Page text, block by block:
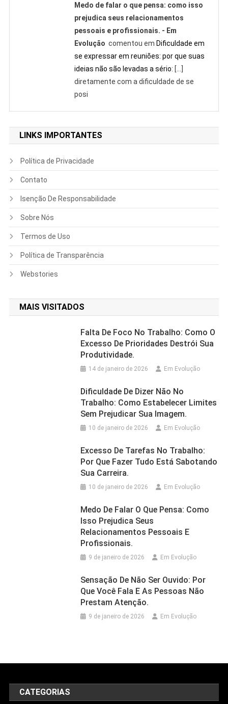
Medo de falar o que pensa: como isso
prejudica seus relacionamentos
pessoais e profissionais. - Em
Evolução comentou em Dificuldade em
se expressar em reuniões: por que suas
ideias não são levadas a sério: […]
diretamente com a dificuldade de se
posi
LINKS IMPORTANTES
Política de Privacidade
Contato
Isenção De Responsabilidade
Sobre Nós
Termos de Uso
Política de Transparência
Webstories
MAIS VISITADOS
Falta De Foco No Trabalho: Como O
Excesso De Prioridades Destrói Sua
Produtividade.
14 de janeiro de 2026 Em Evolução
Dificuldade De Dizer Não No
Trabalho: Como Estabelecer Limites
Sem Prejudicar Sua Imagem.
10 de janeiro de 2026 Em Evolução
Excesso De Tarefas No Trabalho:
Por Que Fazer Tudo Está Sabotando
Sua Carreira.
10 de janeiro de 2026 Em Evolução
Medo De Falar O Que Pensa: Como
Isso Prejudica Seus
Relacionamentos Pessoais E
Profissionais.
9 de janeiro de 2026 Em Evolução
Sensação De Não Ser Ouvido: Por
Que Você Fala E As Pessoas Não
Prestam Atenção.
9 de janeiro de 2026 Em Evolução
CATEGORIAS